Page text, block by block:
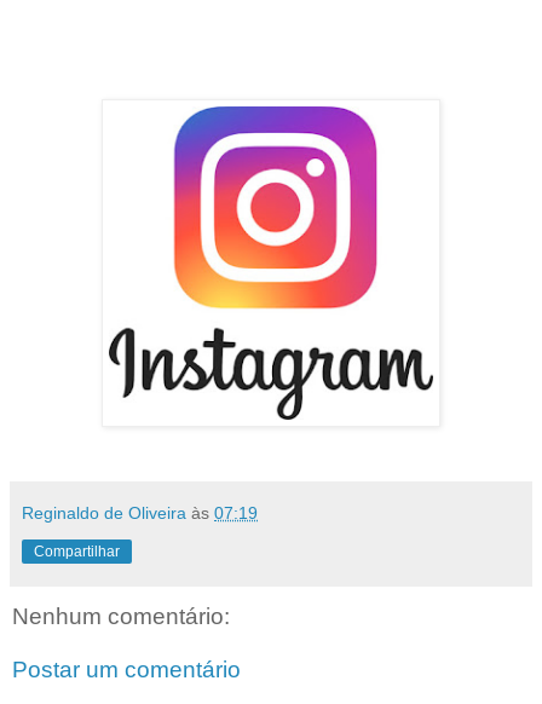
Reginaldo de Oliveira às 07:19
Compartilhar
Nenhum comentário:
Postar um comentário